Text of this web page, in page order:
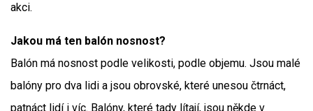
akci.
Jakou má ten balón nosnost?
Balón má nosnost podle velikosti, podle objemu. Jsou malé
balóny pro dva lidi a jsou obrovské, které unesou čtrnáct,
patnáct lidí i víc. Balóny, které tady lítají, jsou někde v